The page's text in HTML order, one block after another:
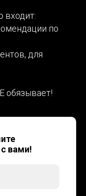
входит:
по
для
обязывает!
вами!